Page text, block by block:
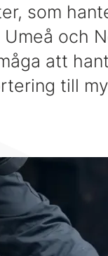
som
och
att
till